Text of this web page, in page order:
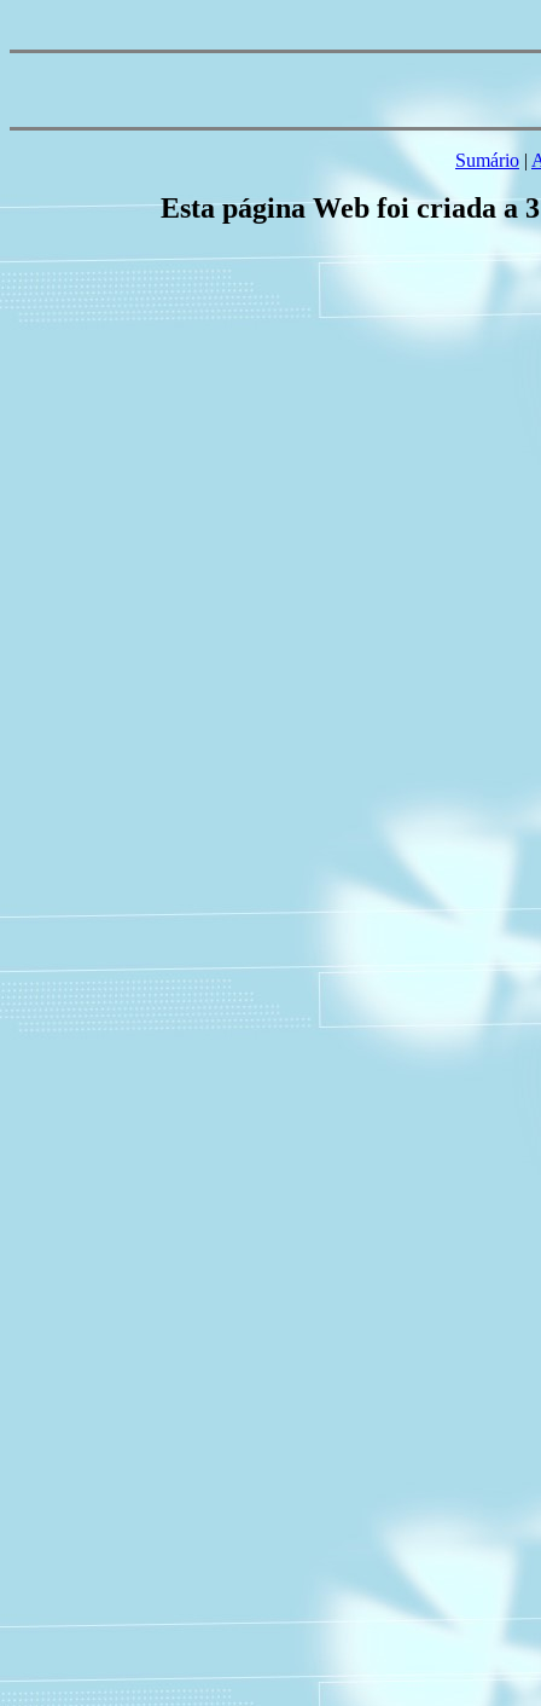
Sumário |
Esta página Web foi criada a